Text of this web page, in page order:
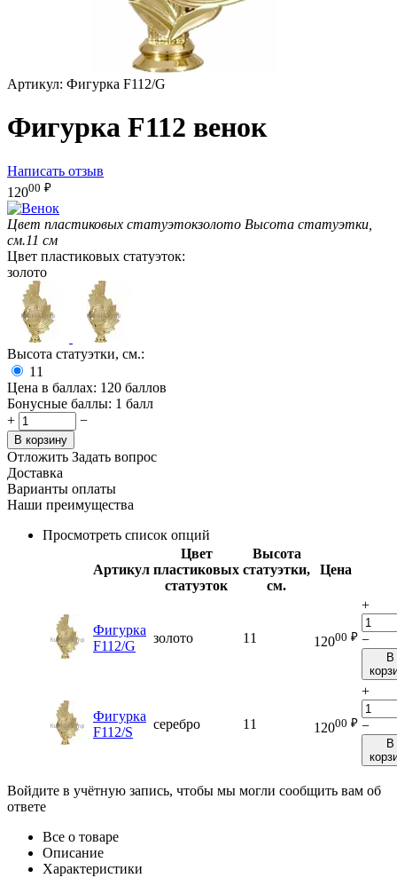
Артикул: Фигурка F112/G
Фигурка F112 венок
Написать отзыв
12000 ₽
Цвет пластиковых статуэтокзолото Высота статуэтки,
см.11 см
Цвет пластиковых статуэток:
золото
Высота статуэтки, см.:
11
Цена в баллах: 120 баллов
Бонусные баллы: 1 балл
+
−
В корзину
Отложить Задать вопрос
Доставка
Варианты оплаты
Наши преимущества
Просмотреть список опций
Артикул
Цвет
пластиковых
статуэток
Высота
статуэтки,
см.
Цена
Фигурка
F112/G
золото 11 12000 ₽
+
−
В
Фигурка
F112/S
серебро 11 12000 ₽
+
−
В
Войдите в учётную запись, чтобы мы могли сообщить вам об
ответе
Все о товаре
Описание
Характеристики